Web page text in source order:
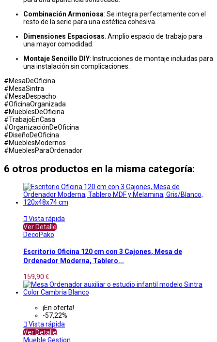
Combinación Armoniosa: Se integra perfectamente con el
resto de la serie para una estética cohesiva.
Dimensiones Espaciosas: Amplio espacio de trabajo para
una mayor comodidad.
Montaje Sencillo DIY: Instrucciones de montaje incluidas para
una instalación sin complicaciones.
#MesaDeOficina
#MesaSintra
#MesaDespacho
#OficinaOrganizada
#MueblesDeOficina
#TrabajoEnCasa
#OrganizaciónDeOficina
#DiseñoDeOficina
#MueblesModernos
#MueblesParaOrdenador
6 otros productos en la misma categoría:
 Vista rápida
Ver Detalle
DecoPako
Escritorio Oficina 120 cm con 3 Cajones, Mesa de
Ordenador Moderna, Tablero...
159,90 €
¡En oferta!
-57,22%
 Vista rápida
Ver Detalle
Mueble Gestion